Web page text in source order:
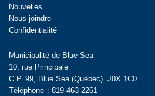
Nouvelles
Nous joindre
Confidentialité
Municipalité de Blue Sea
10, rue Principale
C.P. 99, Blue Sea (Québec) J0X 1C0
Téléphone : 819 463-2261